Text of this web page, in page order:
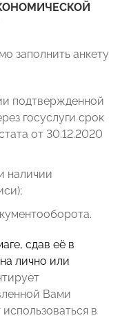
заполнить анкету
подтвержденной
госуслуги срок
от 30.12.2020
наличии
сдав её в
лично или
Вами
в